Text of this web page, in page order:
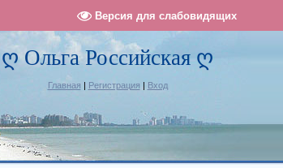
Версия для слабовидящих
ღ Ольга Российская ღ
Главная | Регистрация | Вход